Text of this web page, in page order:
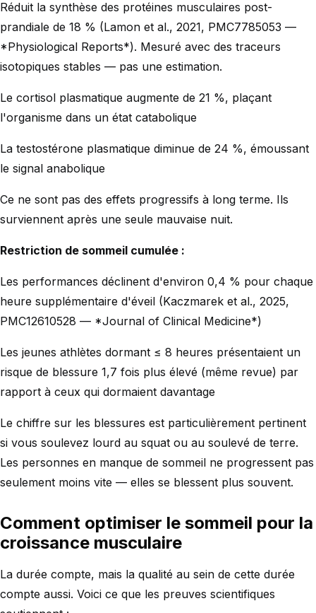
Réduit la synthèse des protéines musculaires post-
prandiale de 18 % (Lamon et al., 2021, PMC7785053 —
*Physiological Reports*). Mesuré avec des traceurs
isotopiques stables — pas une estimation.
Le cortisol plasmatique augmente de 21 %, plaçant
l'organisme dans un état catabolique
La testostérone plasmatique diminue de 24 %, émoussant
le signal anabolique
Ce ne sont pas des effets progressifs à long terme. Ils
surviennent après une seule mauvaise nuit.
Restriction de sommeil cumulée :
Les performances déclinent d'environ 0,4 % pour chaque
heure supplémentaire d'éveil (Kaczmarek et al., 2025,
PMC12610528 — *Journal of Clinical Medicine*)
Les jeunes athlètes dormant ≤ 8 heures présentaient un
risque de blessure 1,7 fois plus élevé (même revue) par
rapport à ceux qui dormaient davantage
Le chiffre sur les blessures est particulièrement pertinent
si vous soulevez lourd au squat ou au soulevé de terre.
Les personnes en manque de sommeil ne progressent pas
seulement moins vite — elles se blessent plus souvent.
Comment optimiser le sommeil pour la
croissance musculaire
La durée compte, mais la qualité au sein de cette durée
compte aussi. Voici ce que les preuves scientifiques